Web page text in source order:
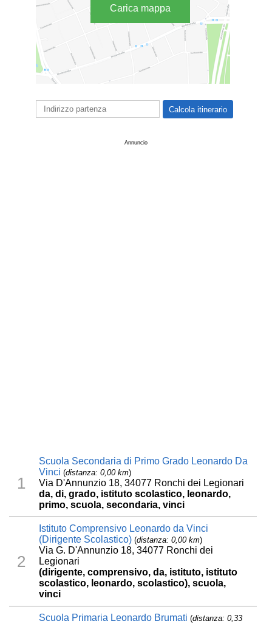
Carica mappa
Annuncio
1
Scuola Secondaria di Primo Grado Leonardo Da
Vinci (distanza: 0,00 km)
Via D'Annunzio 18, 34077 Ronchi dei Legionari
da, di, grado, istituto scolastico, leonardo,
primo, scuola, secondaria, vinci
2
Istituto Comprensivo Leonardo da Vinci
(Dirigente Scolastico) (distanza: 0,00 km)
Via G. D'Annunzio 18, 34077 Ronchi dei
Legionari
(dirigente, comprensivo, da, istituto, istituto
scolastico, leonardo, scolastico), scuola,
vinci
Scuola Primaria Leonardo Brumati (distanza: 0,33